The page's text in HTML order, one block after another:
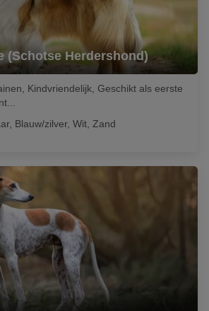
(Schotse Herdershond)
Kindvriendelijk, Geschikt als eerste
Blauw/zilver, Wit, Zand